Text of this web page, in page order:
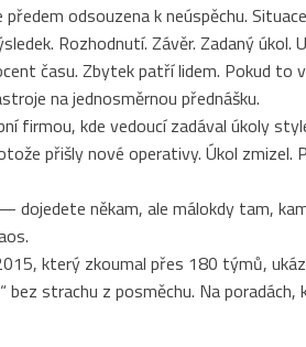
odsouzena k neúspěchu.
Rozhodnutí. Závěr. Zadaný úkol.
času. Zbytek patří lidem. Pokud to
na jednosměrnou přednášku.
firmou, kde vedoucí zadával úkoly
přišly nové operativy. Úkol
někam, ale málokdy tam,
který zkoumal přes 180 týmů,
strachu z posměchu. Na